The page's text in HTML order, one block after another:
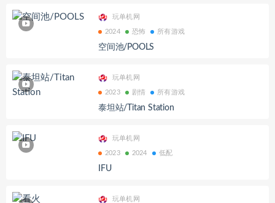
玩单机网
2024 恐怖 所有游戏
空间池/POOLS
玩单机网
2023 剧情 所有游戏
泰坦站/Titan Station
玩单机网
2023 2024 低配
IFU
玩单机网